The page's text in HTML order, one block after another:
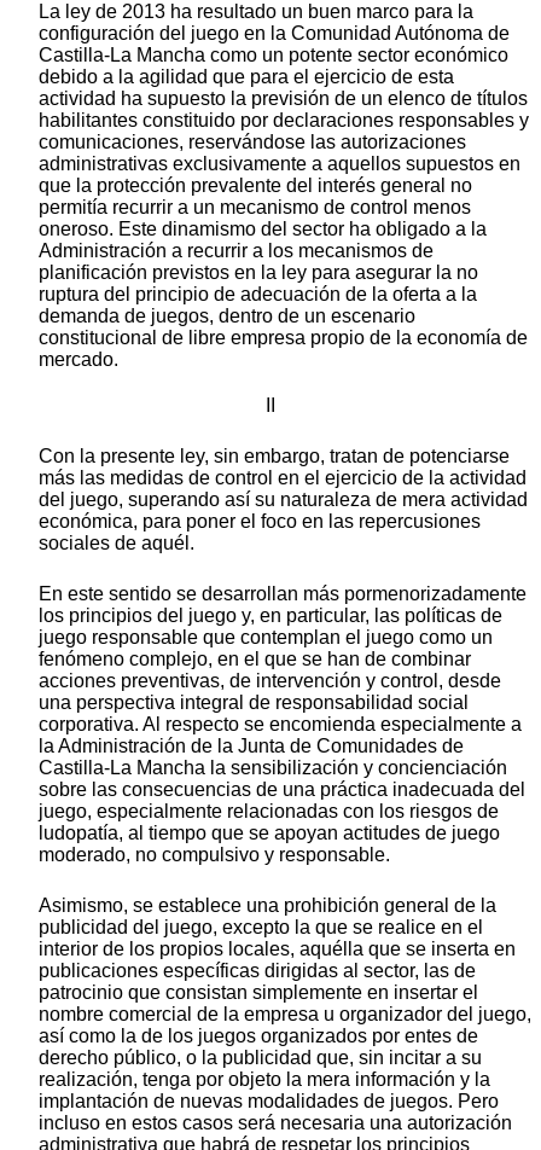
La ley de 2013 ha resultado un buen marco para la
configuración del juego en la Comunidad Autónoma de
Castilla-La Mancha como un potente sector económico
debido a la agilidad que para el ejercicio de esta
actividad ha supuesto la previsión de un elenco de títulos
habilitantes constituido por declaraciones responsables y
comunicaciones, reservándose las autorizaciones
administrativas exclusivamente a aquellos supuestos en
que la protección prevalente del interés general no
permitía recurrir a un mecanismo de control menos
oneroso. Este dinamismo del sector ha obligado a la
Administración a recurrir a los mecanismos de
planificación previstos en la ley para asegurar la no
ruptura del principio de adecuación de la oferta a la
demanda de juegos, dentro de un escenario
constitucional de libre empresa propio de la economía de
mercado.
Con la presente ley, sin embargo, tratan de potenciarse
más las medidas de control en el ejercicio de la actividad
del juego, superando así su naturaleza de mera actividad
económica, para poner el foco en las repercusiones
sociales de aquél.
En este sentido se desarrollan más pormenorizadamente
los principios del juego y, en particular, las políticas de
juego responsable que contemplan el juego como un
fenómeno complejo, en el que se han de combinar
acciones preventivas, de intervención y control, desde
una perspectiva integral de responsabilidad social
corporativa. Al respecto se encomienda especialmente a
la Administración de la Junta de Comunidades de
Castilla-La Mancha la sensibilización y concienciación
sobre las consecuencias de una práctica inadecuada del
juego, especialmente relacionadas con los riesgos de
ludopatía, al tiempo que se apoyan actitudes de juego
moderado, no compulsivo y responsable.
Asimismo, se establece una prohibición general de la
publicidad del juego, excepto la que se realice en el
interior de los propios locales, aquélla que se inserta en
publicaciones específicas dirigidas al sector, las de
patrocinio que consistan simplemente en insertar el
nombre comercial de la empresa u organizador del juego,
así como la de los juegos organizados por entes de
derecho público, o la publicidad que, sin incitar a su
realización, tenga por objeto la mera información y la
implantación de nuevas modalidades de juegos. Pero
incluso en estos casos será necesaria una autorización
administrativa que habrá de respetar los principios